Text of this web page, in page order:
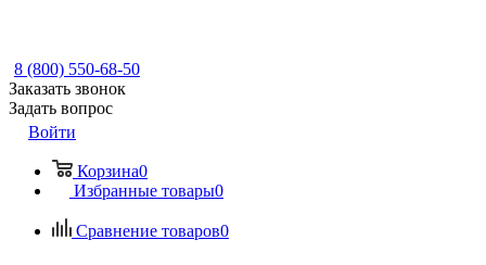
8 (800) 550-68-50
Заказать звонок
Задать вопрос
Войти
Корзина0
Избранные товары0
Сравнение товаров0